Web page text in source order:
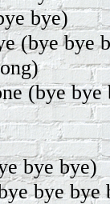
bye)
(bye bye
(bye bye
bye bye)
bye bye